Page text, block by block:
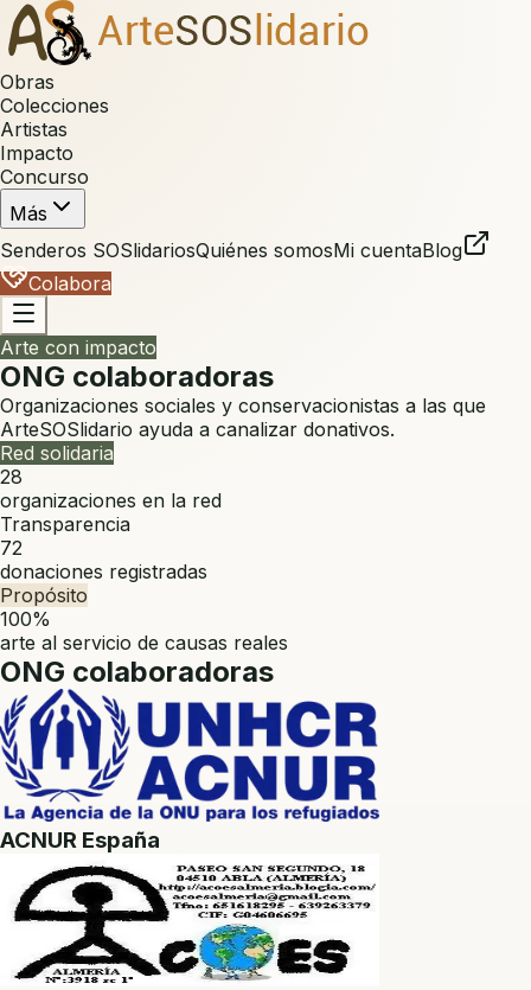
Obras
Colecciones
Artistas
Impacto
Concurso
Más
Senderos SOSlidariosQuiénes somosMi cuentaBlog
Colabora
Arte con impacto
ONG colaboradoras
Organizaciones sociales y conservacionistas a las que
ArteSOSlidario ayuda a canalizar donativos.
Red solidaria
28
organizaciones en la red
Transparencia
72
donaciones registradas
Propósito
100%
arte al servicio de causas reales
ONG colaboradoras
ACNUR España